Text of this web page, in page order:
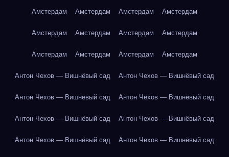
Амстердам Амстердам Амстердам Амстердам
Амстердам Амстердам Амстердам Амстердам
Амстердам Амстердам Амстердам Амстердам
Антон Чехов — Вишнёвый сад Антон Чехов — Вишнёвый сад
Антон Чехов — Вишнёвый сад Антон Чехов — Вишнёвый сад
Антон Чехов — Вишнёвый сад Антон Чехов — Вишнёвый сад
Антон Чехов — Вишнёвый сад Антон Чехов — Вишнёвый сад